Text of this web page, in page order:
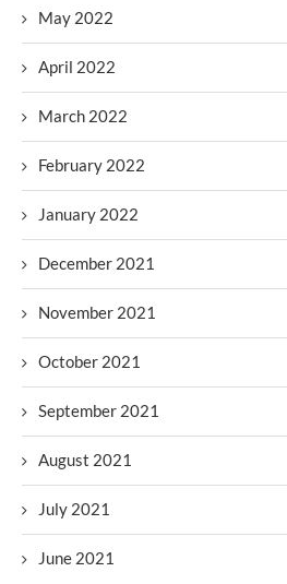
May 2022
April 2022
March 2022
February 2022
January 2022
December 2021
November 2021
October 2021
September 2021
August 2021
July 2021
June 2021